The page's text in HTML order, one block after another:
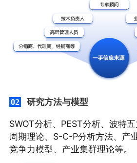
02 研究方法与模型
SWOT分析、PEST分析、波特
周期理论、S-C-P分析方法、产
竞争力模型、产业集群理论等。